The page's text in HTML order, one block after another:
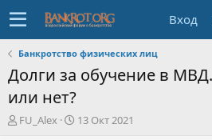
Вход
Банкротство физических лиц
Долги за обучение в
или нет?
А
FU_Alex
Д13 Окт 2021